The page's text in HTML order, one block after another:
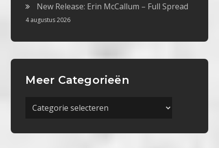
New Release: Erin McCallum – Full Spread
4 augustus 2026
Meer Categorieën
Meer